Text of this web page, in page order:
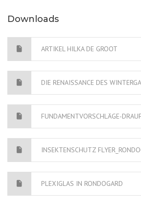
Downloads
ARTIKEL HILKA DE GROOT
DIE RENAISSANCE DES
FUNDAMENTVORSCHLÄGE-
INSEKTENSCHUTZ
PLEXIGLAS IN RONDOGARD